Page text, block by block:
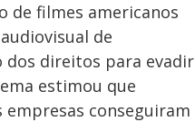
de filmes americanos
de
dos direitos para evadir
estimou que
conseguiram